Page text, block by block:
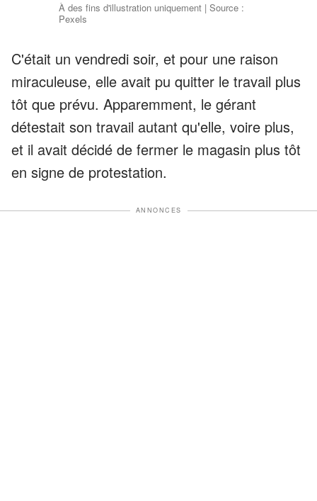
À des fins d'illustration uniquement | Source :
Pexels
C'était un vendredi soir, et pour une raison
miraculeuse, elle avait pu quitter le travail plus
tôt que prévu. Apparemment, le gérant
détestait son travail autant qu'elle, voire plus,
et il avait décidé de fermer le magasin plus tôt
en signe de protestation.
ANNONCES